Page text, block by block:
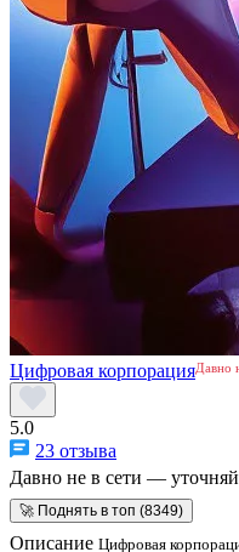
Цифровая корпорацияДавно
5.0
23 отзыва
Давно не в сети —
🚀 Поднять в топ (8349)
Описание Цифровая